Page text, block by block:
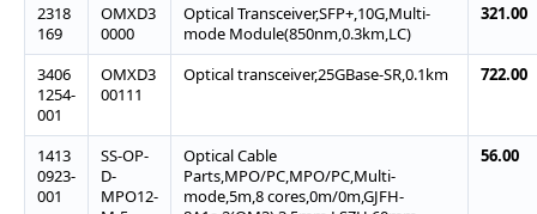
2318
169
OMXD3
0000
Optical Transceiver,SFP+,10G,Multi-
mode Module(850nm,0.3km,LC)
321.00
3406
1254-
001
OMXD3
00111
Optical transceiver,25GBase-SR,0.1km 722.00
1413
0923-
001
SS-OP-
D-
MPO12-
Optical Cable
Parts,MPO/PC,MPO/PC,Multi-
mode,5m,8 cores,0m/0m,GJFH-
56.00